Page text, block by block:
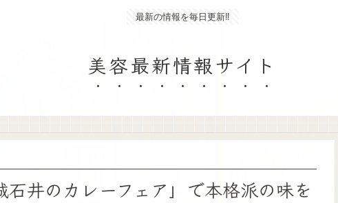
最新の情報を毎日更新‼
美容最新情報サイト
井のカレーフェア」で本格派の味を